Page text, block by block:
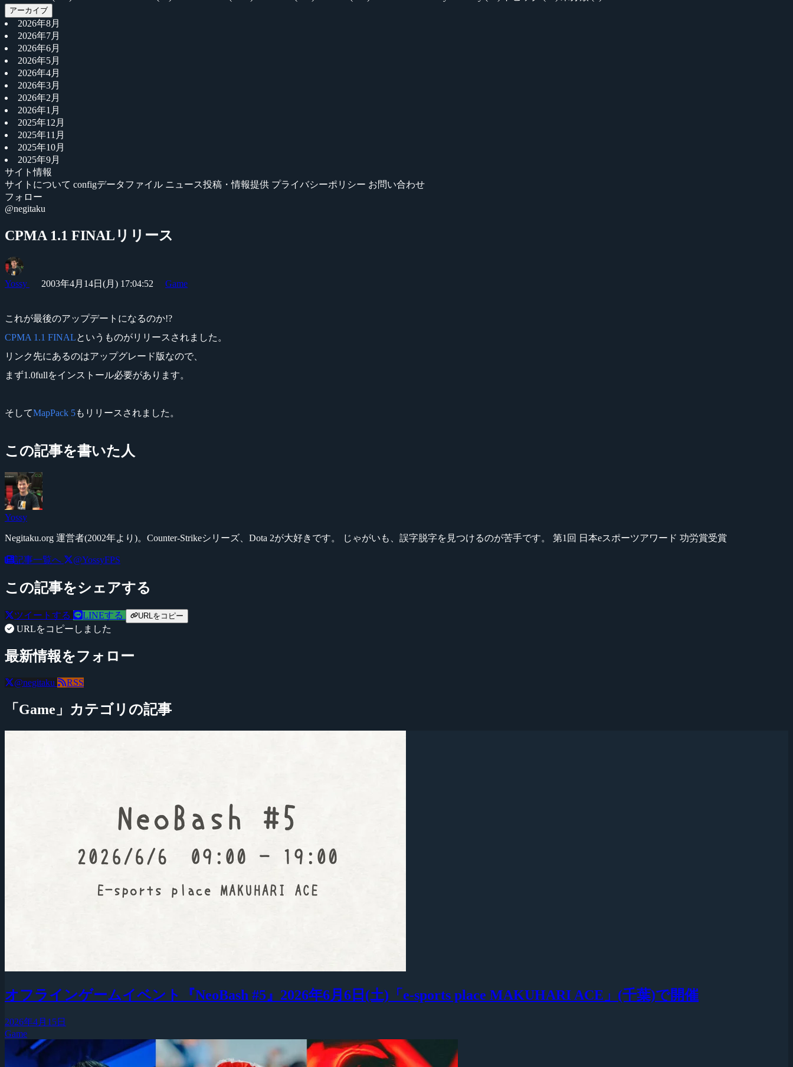
アーカイブ
2026年8月
2026年7月
2026年6月
2026年5月
2026年4月
2026年3月
2026年2月
2026年1月
2025年12月
2025年11月
2025年10月
2025年9月
サイト情報
サイトについて configデータファイル ニュース投稿・情報提供 プライバシーポリシー お問い合わせ
フォロー
@negitaku
CPMA 1.1 FINALリリース
Yossy 2003年4月14日(月) 17:04:52 Game
これが最後のアップデートになるのか!?
CPMA 1.1 FINALというものがリリースされました。
リンク先にあるのはアップグレード版なので、
まず1.0fullをインストール必要があります。
そしてMapPack 5もリリースされました。
この記事を書いた人
Yossy
Negitaku.org 運営者(2002年より)。Counter-Strikeシリーズ、Dota 2が大好きです。 じゃがいも、誤字脱字を見つけるのが苦手です。 第1回 日本eスポーツアワード 功労賞受賞
記事一覧へ @YossyFPS
この記事をシェアする
ツイートする LINEする URLをコピー
URLをコピーしました
最新情報をフォロー
@negitaku RSS
「Game」カテゴリの記事
オフラインゲームイベント『NeoBash #5』2026年6月6日(土)「e-sports place MAKUHARI ACE」(千葉)で開催
2026年4月15日
Game